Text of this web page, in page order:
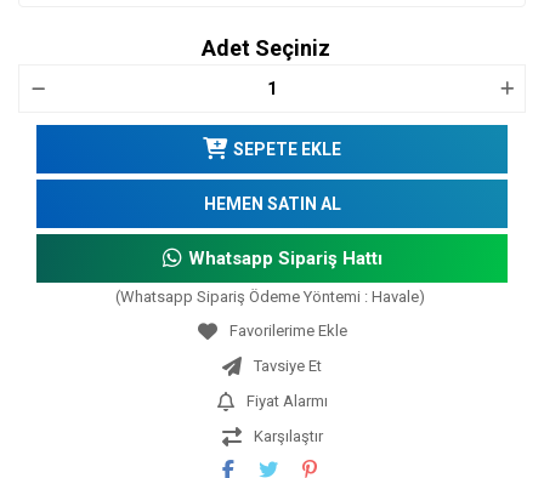
Adet Seçiniz
SEPETE EKLE
HEMEN SATIN AL
Whatsapp Sipariş Hattı
(Whatsapp Sipariş Ödeme Yöntemi : Havale)
Tavsiye Et
Fiyat Alarmı
Karşılaştır